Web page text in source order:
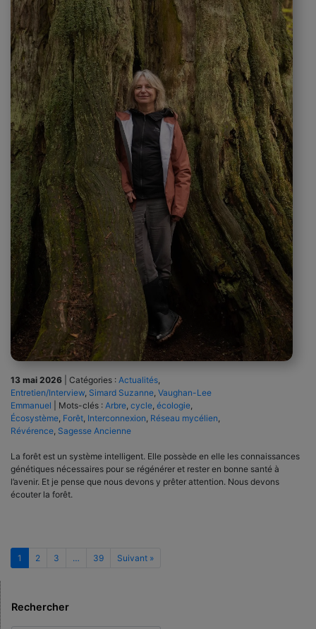
13 mai 2026 Catégories : Actualités
Entretien/Interview Simard Suzanne Vaughan-Lee
Emmanuel
Mots-clés : Arbre cycle écologie
Écosystème Forêt Interconnexion Réseau mycélien
Révérence Sagesse Ancienne
La forêt est un système intelligent. Elle possède en elle les connaissances
génétiques nécessaires pour se régénérer et rester en bonne santé à
l’avenir. Et je pense que nous devons y prêter attention. Nous devons
écouter la forêt.
1 2 3 … 39 Suivant »
Rechercher